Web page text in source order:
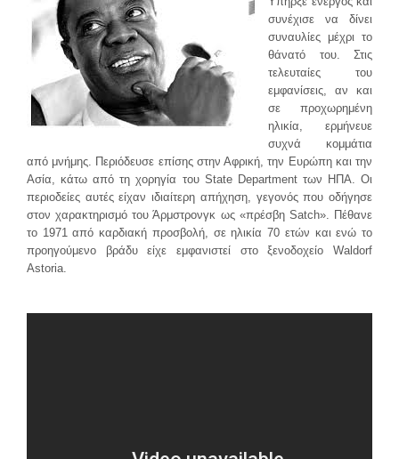
συνέχισε να δίνει
συναυλίες μέχρι το
θάνατό του. Στις
τελευταίες του
εμφανίσεις, αν και
σε προχωρημένη
ηλικία, ερμήνευε
συχνά κομμάτια
από μνήμης. Περιόδευσε επίσης στην Αφρική, την Ευρώπη και την
Ασία, κάτω από τη χορηγία του State Department των ΗΠΑ. Οι
περιοδείες αυτές είχαν ιδιαίτερη απήχηση, γεγονός που οδήγησε
στον χαρακτηρισμό του Άρμστρονγκ ως «πρέσβη Satch». Πέθανε
το 1971 από καρδιακή προσβολή, σε ηλικία 70 ετών και ενώ το
προηγούμενο βράδυ είχε εμφανιστεί στο ξενοδοχείο Waldorf
Astoria.